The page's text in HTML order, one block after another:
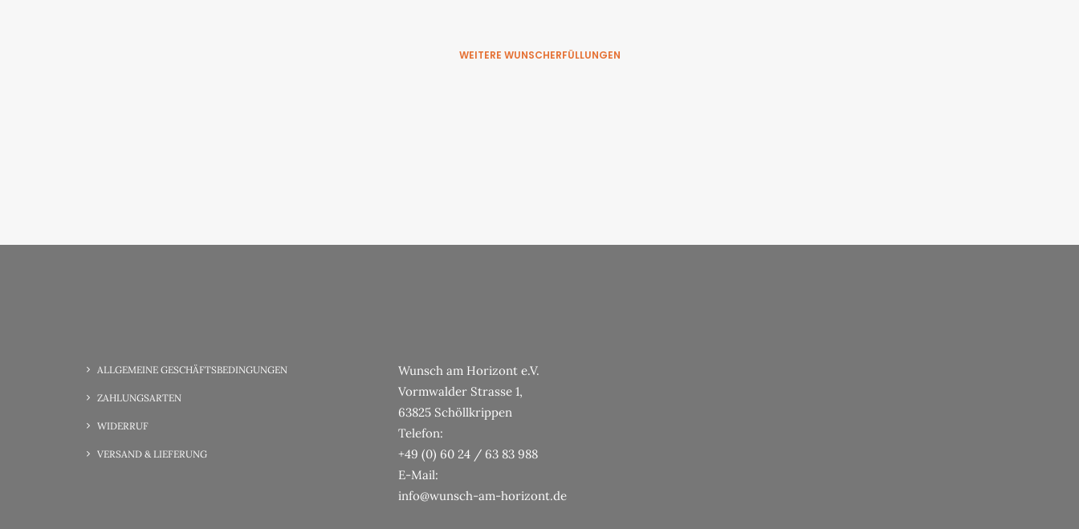
WEITERE WUNSCHERFÜLLUNGEN
ALLGEMEINE GESCHÄFTSBEDINGUNGEN
ZAHLUNGSARTEN
WIDERRUF
VERSAND & LIEFERUNG
Wunsch am Horizont e.V.
Vormwalder Strasse 1,
63825 Schöllkrippen
Telefon:
+49 (0) 60 24 / 63 83 988
E-Mail:
info@wunsch-am-horizont.de